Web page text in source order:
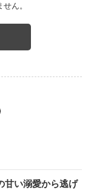
ん。
甘い溺愛から逃げ